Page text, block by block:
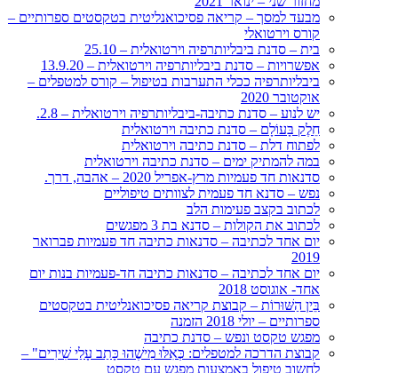
מבעד למסך – קריאה פסיכואנליטית בטקסטים ספרותיים –
קורס וירטואלי
בית – סדנת ביבליותרפיה וירטואלית – 25.10
אפשרויות – סדנת ביבליותרפיה וירטואלית – 13.9.20
ביבליותרפיה ככלי התערבות בטיפול – קורס למטפלים –
אוקטובר 2020
יש לנוע – סדנת כתיבה-ביבליותרפיה וירטואלית – 2.8.
חֵלֶק בָּעוֹלָם – סדנת כתיבה וירטואלית
לפתוח דלת – סדנת כתיבה וירטואלית
במה להמתיק ימים – סדנת כתיבה וירטואלית
סדנאות חד פעמיות מרץ-אפריל 2020 – אהבה, דרך.
נפש – סדנא חד פעמית לצוותים טיפוליים
לכתוב בקצב פעימות הלב
לכתוב את הקולות – סדנא בת 3 מפגשים
יום אחד לכתיבה – סדנאות כתיבה חד פעמיות פברואר
2019
יום אחד לכתיבה – סדנאות כתיבה חד-פעמיות בנות יום
אחד- אוגוסט 2018
בֵּין הַשּׁוּרוֹת – קבוצת קריאה פסיכואנליטית בטקסטים
ספרותיים – יולי 2018 הזמנה
מפגש טקסט ונפש – סדנת כתיבה
קבוצת הדרכה למטפלים: כְּאִלּוּ מִישֶׁהוּ כָּתַב עָלַי שִׁירִים" –
לחשוב טיפול באמצעות מפגש עם טקסט